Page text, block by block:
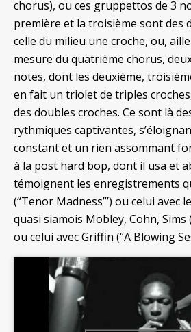
chorus), ou ces gruppettos de 3
première et la troisième sont des
celle du milieu une croche, ou,
mesure du quatrième chorus,
notes, dont les deuxième,
en fait un triolet de triples
des doubles croches. Ce sont là
rythmiques captivantes,
constant et un rien assommant
à la post hard bop, dont il usa et
témoignent les enregistrements
(“Tenor Madness”’) ou celui avec
quasi siamois Mobley, Cohn, Sims
ou celui avec Griffin (“A Blowing